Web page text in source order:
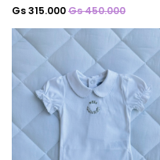
Gs 315.000Gs 450.000